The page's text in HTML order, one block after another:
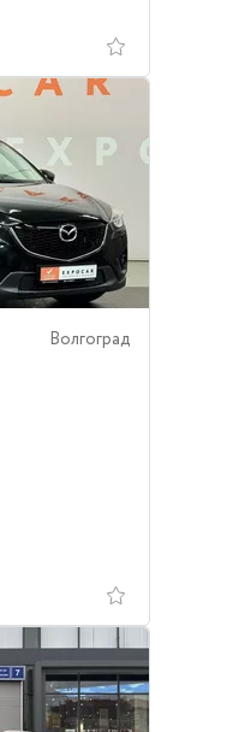
Волгоград